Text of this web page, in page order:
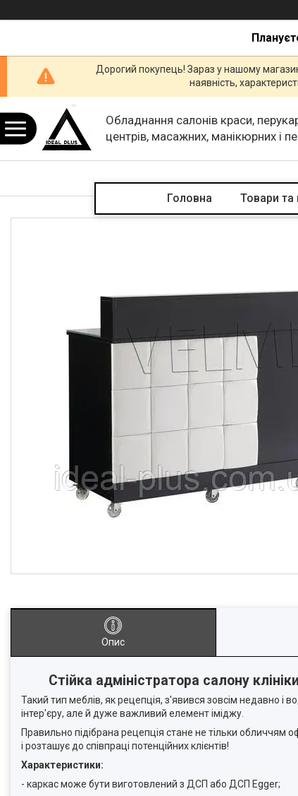
Дорогий покупець! Зараз у нашому
наявність,
Обладнання салонів краси,
центрів, масажних, манікюрних і
Головна Товари та
Опис
Стійка адміністратора салону
Такий тип меблів, як рецепція, з'явився зовсім недавно
інтер'єру, але й дуже важливий елемент іміджу.
Правильно підібрана рецепція стане не тільки обличчям
і розташує до співпраці потенційних клієнтів!
Характеристики:
- каркас може бути виготовлений з ДСП або ДСП Egger;